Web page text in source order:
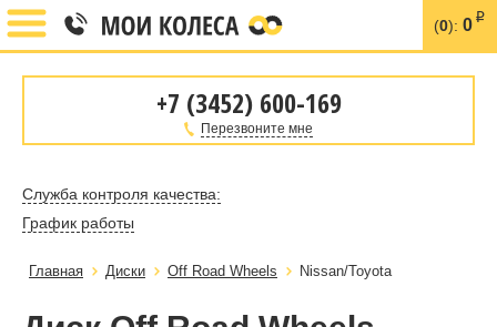
(0): 0 i
+7 (3452) 600-169
Перезвоните мне
Служба контроля качества:
График работы
Главная Диски Off Road Wheels Nissan/Toyota